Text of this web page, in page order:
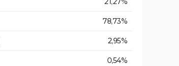
78,73%
2,95%
0,54%